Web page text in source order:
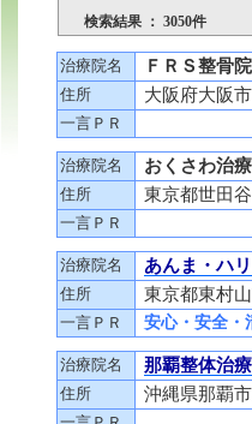
検索結果 ： 3050件
治療院名 ＦＲＳ整骨院
住所 大阪府大阪
一言ＰＲ
治療院名 おくさわ治
住所 東京都世田
一言ＰＲ
治療院名 あんま・ハ
住所 東京都東村
一言ＰＲ 安心・安全・
治療院名 那覇整体治
住所 沖縄県那覇